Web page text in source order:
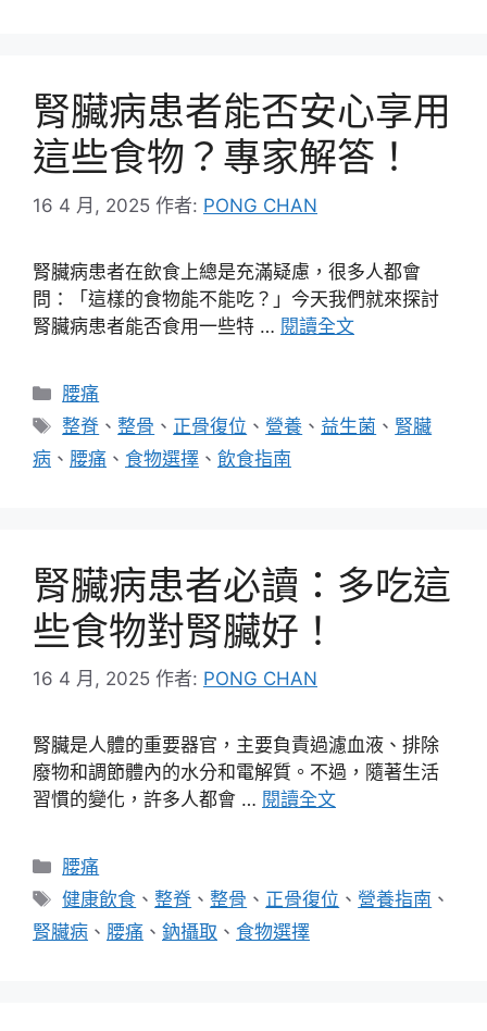
腎臟病患者能否安心享用
這些食物？專家解答！
16 4 月, 2025 作者: PONG CHAN
腎臟病患者在飲食上總是充滿疑慮，很多人都會
問：「這樣的食物能不能吃？」今天我們就來探討
腎臟病患者能否食用一些特 … 閱讀全文
分
類
腰痛
標
籤
整脊 、整骨 、 正骨復位 、 營養 、 益生菌 、 腎臟
病 、 腰痛 、 食物選擇 、 飲食指南
腎臟病患者必讀：多吃這
些食物對腎臟好！
16 4 月, 2025 作者: PONG CHAN
腎臟是人體的重要器官，主要負責過濾血液、排除
廢物和調節體內的水分和電解質。不過，隨著生活
習慣的變化，許多人都會 … 閱讀全文
分
類
腰痛
標
籤
健康飲食 、整脊 、整骨 、 正骨復位 、 營養指南 、
腎臟病 、 腰痛 、 鈉攝取 、 食物選擇